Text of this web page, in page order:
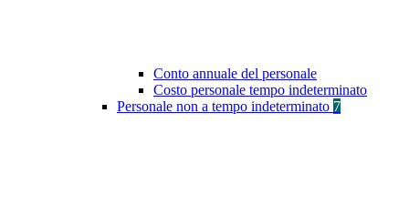
Conto annuale del personale
Costo personale tempo indeterminato
Personale non a tempo indeterminato 7